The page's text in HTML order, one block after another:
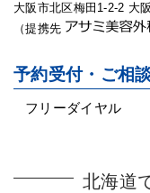
大阪市北区梅田1-2-2 大
（提携先
予約受付・ご相
フリーダイヤル
北海道